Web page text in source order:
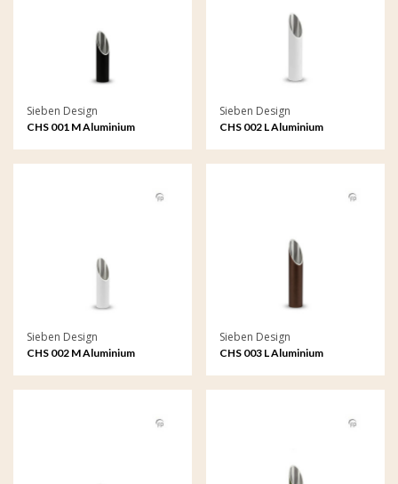
Sieben Design
CHS 001 M Aluminium
Sieben Design
CHS 002 L Aluminium
Sieben Design
CHS 002 M Aluminium
Sieben Design
CHS 003 L Aluminium